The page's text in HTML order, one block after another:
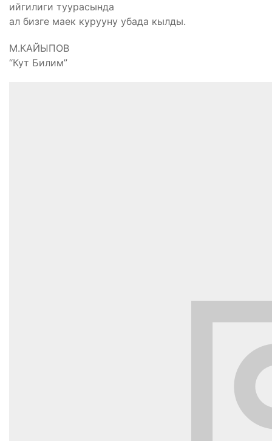
ийгилиги туурасында
ал бизге маек курууну убада кылды.
М.КАЙЫПОВ
“Кут Билим”